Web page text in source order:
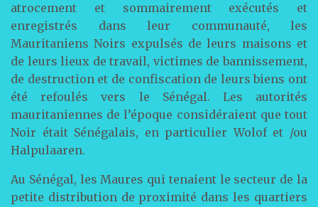
atrocement et sommairement exécutés et
enregistrés dans leur communauté, les
Mauritaniens Noirs expulsés de leurs maisons et
de leurs lieux de travail, victimes de bannissement,
de destruction et de confiscation de leurs biens ont
été refoulés vers le Sénégal. Les autorités
mauritaniennes de l’époque considéraient que tout
Noir était Sénégalais, en particulier Wolof et /ou
Halpulaaren.
Au Sénégal, les Maures qui tenaient le secteur de la
petite distribution de proximité dans les quartiers